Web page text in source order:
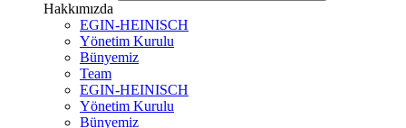
Hakkımızda
EGIN-HEINISCH
Yönetim Kurulu
Bünyemiz
Team
EGIN-HEINISCH
Yönetim Kurulu
Bünyemiz